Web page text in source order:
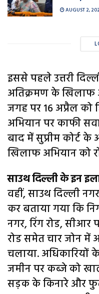
AUGUST 2,
इससे पहले उत्तरी
अतिक्रमण के खिलाफ
जगह पर 16 अप्रैल को
अभियान पर काफी
बाद में सुप्रीम कोर्ट
खिलाफ अभियान को
साउथ दिल्ली के इन
वहीं, साउथ दिल्ली
कर बताया गया कि
नगर, रिंग रोड, सीआर
रोड समेत चार जोन
चलाया. अधिकारियों
जमीन पर कब्जे को
सड़क के किनारे और